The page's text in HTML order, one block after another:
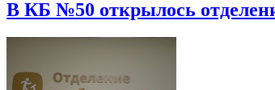
В КБ №50 открылось